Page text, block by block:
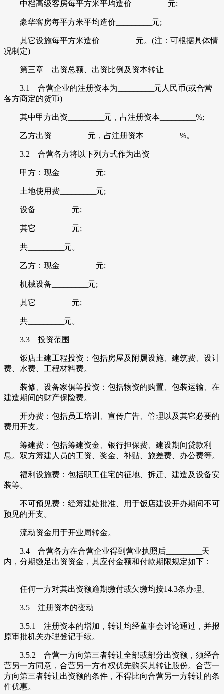
中档高级客房每平方米平均造价_________元;
豪华客房每平方米平均造价_________元;
其它设施每平方米造价_________元。(注：可根据具体情
况制定)
第三章 出资总额、出资比例及资本转让
3.1 合营企业的注册资本为_________元人民币(或合营
各方商定的货币)
其中甲方出资_________元，占注册资本_________%;
乙方出资_________元，占注册资本_________%。
3.2 合营各方将以下列方式作为出资
甲方：现金_________元;
土地使用费_________元;
设备_________元;
其它_________元;
共_________元。
乙方：现金_________元;
机械设备_________元;
其它_________元;
共_________元。
3.3 投资范围
饭店土建工程投资：包括房屋及附属设施、建筑费、设计
费、水费、工程材料费。
装修、设备家俱等投资：包括物资的购置、包装运输、在
建造期间的财产保险费。
开办费：包括员工培训、宣传广告、管理以及其它必要的
费用开支。
筹建费：包括筹建资金、银行担保费、建设期间贷款利
息。双方筹建人员的工资、奖金、补贴、旅差费、办公费等。
福利设施费：包括职工住宅的征地、拆迁、建造及设备安
装等。
不可预见费：经筹建处批准、用于饭店建设开办期间不可
预见的开支。
流动资金用于开业周转金。
3.4 合营各方在合营企业得到营业执照后_________天
内，分期缴足出资资金，其应付金额和付款期限规定如下：
任何一方对其出资额逾期缴付或欠缴均按14.3条办理。
3.5 注册资本的变动
3.5.1 注册资本的增加，转让均经董事会讨论通过，并报
原审批机关办理登记手续。
3.5.2 合营一方向第三者转让全部或部分出资额，须经合
营另一方同意，合营另一方有权优先购买其转让股份。合营一
方向第三者转让出资额的条件，不得比向合营另一方转让的条
件优惠。